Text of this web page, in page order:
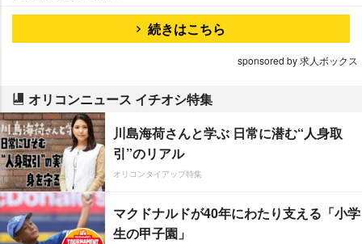
続きはこちら
sponsored by 求人ボックス
オリコンニュース イチオシ特集
川島海荷さんと学ぶ 日常に潜む“人身取
引”のリアル
オリコンタイアップ特集
マクドナルドが40年にわたり支える「小学
生の甲子園」